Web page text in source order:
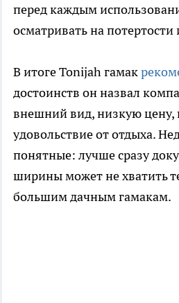
перед каждым
осматривать на
В итоге Tonijah гамак
достоинств он назвал
внешний вид, низкую цену,
удовольствие от отдыха.
понятные: лучше сразу
ширины может не хватить
большим дачным гамакам.